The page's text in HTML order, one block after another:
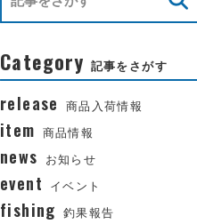
Category 記事をさがす
release 商品入荷情報
item 商品情報
news お知らせ
event イベント
fishing 釣果報告